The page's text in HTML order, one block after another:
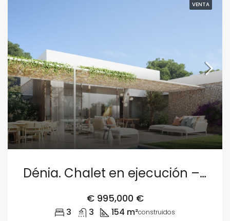
VENTA
Dénia. Chalet en ejecución – Parcela 2
€995,000 €
3 3 154 m²construidos